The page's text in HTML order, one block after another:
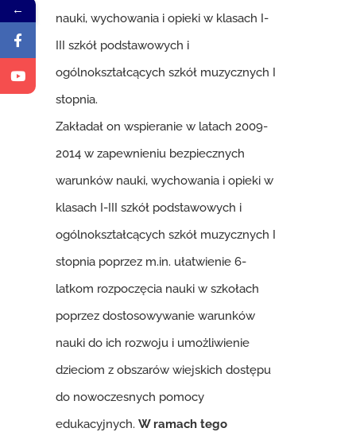
nauki, wychowania i opieki w klasach I-
III szkół podstawowych i
ogólnokształcących szkół muzycznych I
stopnia.
Zakładał on wspieranie w latach 2009-
2014 w zapewnieniu bezpiecznych
warunków nauki, wychowania i opieki w
klasach I-III szkół podstawowych i
ogólnokształcących szkół muzycznych I
stopnia poprzez m.in. ułatwienie 6-
latkom rozpoczęcia nauki w szkołach
poprzez dostosowywanie warunków
nauki do ich rozwoju i umożliwienie
dzieciom z obszarów wiejskich dostępu
do nowoczesnych pomocy
edukacyjnych. W ramach tego
←